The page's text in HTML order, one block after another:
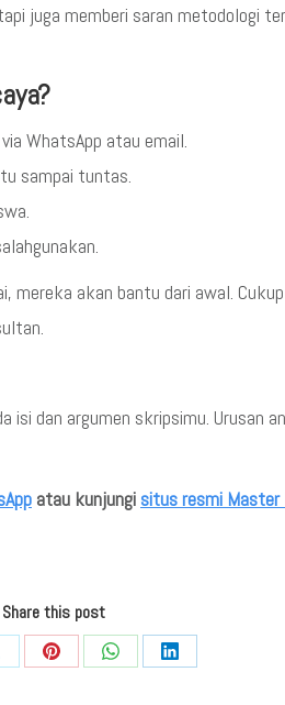
juga memberi saran metodologi
WhatsApp atau email.
sampai tuntas.
mereka akan bantu dari awal.
dan argumen skripsimu. Urusan
atau kunjungi situs resmi
Share this post
Share
Share
Share